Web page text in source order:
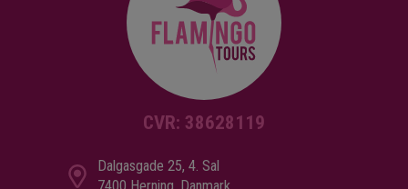
CVR: 38628119
Dalgasgade 25, 4. Sal